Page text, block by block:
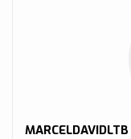
MARCELDAVIDLTB